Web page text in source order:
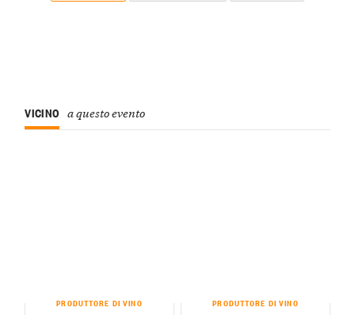
VICINO a questo evento
PRODUTTORE DI VINO PRODUTTORE DI VINO